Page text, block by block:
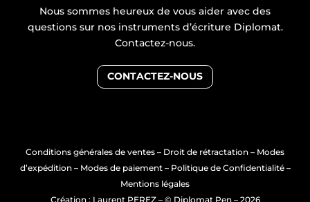
Nous sommes heureux de vous aider avec des
questions sur nos instruments d’écriture Diplomat.
Contactez-nous.
CONTACTEZ-NOUS
Conditions générales de ventes – Droit de rétractation – Modes
d’expédition– Modes de paiement– Politique de Confidentialité–
Mentions légales
Création : Laurent PEREZ– © Diplomat Pen – 2026